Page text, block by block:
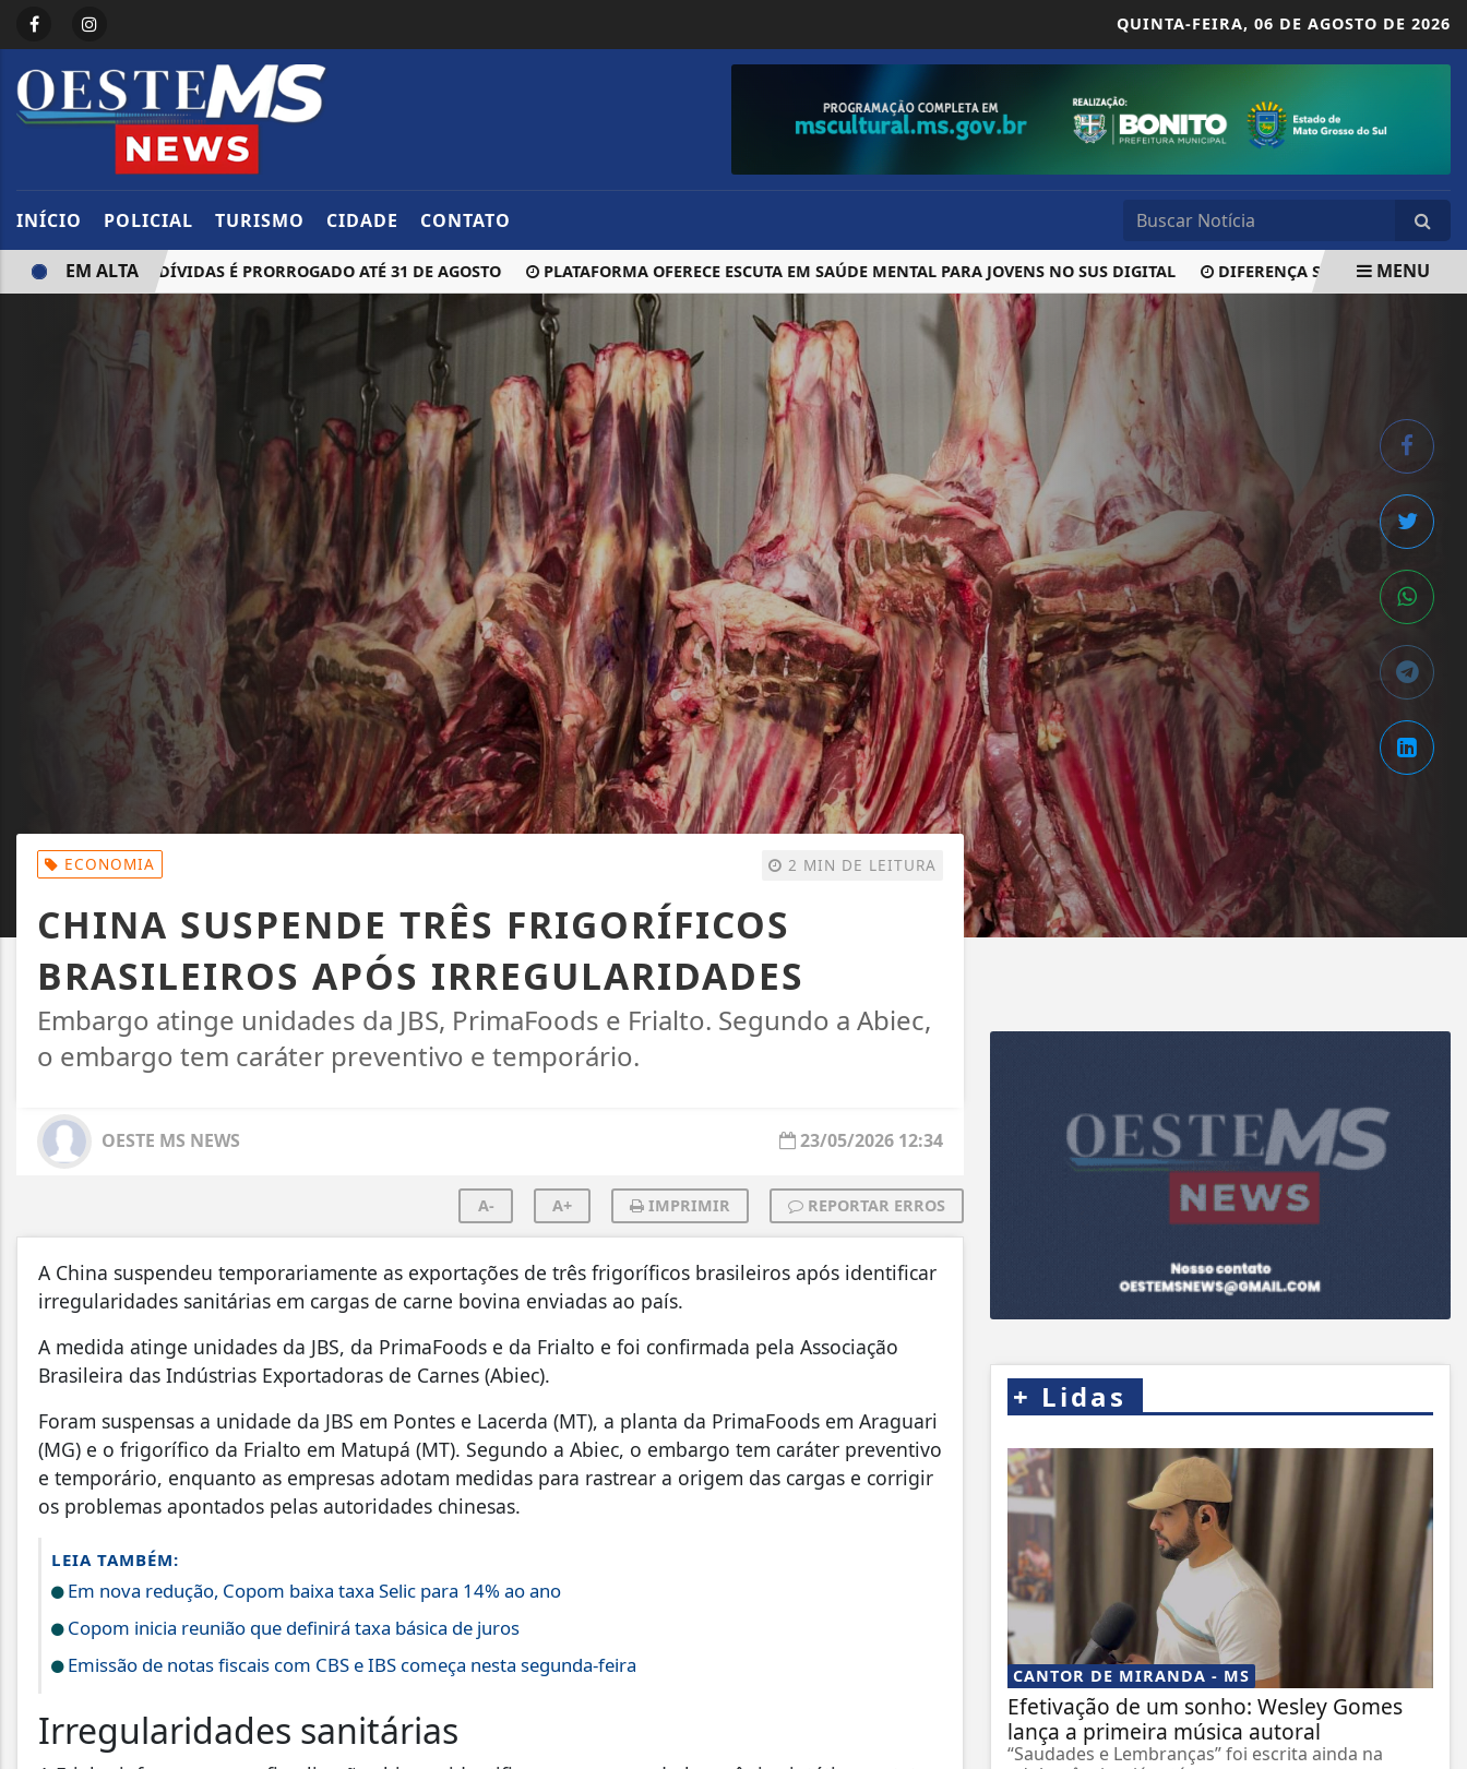
QUINTA-FEIRA, 06 DE AGOSTO DE 2026
INÍCIO POLICIAL TURISMO CIDADE CONTATO
DE DÍVIDAS É PRORROGADO ATÉ 31 DE AGOSTO PLATAFORMA OFERECE ESCUTA EM SAÚDE MENTAL PARA JOVENS NO SUS DIGITAL DIFERENÇA SALARIAL ENTRE SEXOS
EM ALTA MENU
ECONOMIA 2 MIN DE LEITURA
CHINA SUSPENDE TRÊS FRIGORÍFICOS
BRASILEIROS APÓS IRREGULARIDADES
Embargo atinge unidades da JBS, PrimaFoods e Frialto. Segundo a Abiec,
o embargo tem caráter preventivo e temporário.
OESTE MS NEWS 23/05/2026 12:34
A- A+ IMPRIMIR REPORTAR ERROS
A China suspendeu temporariamente as exportações de três frigoríficos brasileiros após identificar
irregularidades sanitárias em cargas de carne bovina enviadas ao país.
A medida atinge unidades da JBS, da PrimaFoods e da Frialto e foi confirmada pela Associação
Brasileira das Indústrias Exportadoras de Carnes (Abiec).
Foram suspensas a unidade da JBS em Pontes e Lacerda (MT), a planta da PrimaFoods em Araguari
(MG) e o frigorífico da Frialto em Matupá (MT). Segundo a Abiec, o embargo tem caráter preventivo
e temporário, enquanto as empresas adotam medidas para rastrear a origem das cargas e corrigir
os problemas apontados pelas autoridades chinesas.
LEIA TAMBÉM:
Em nova redução, Copom baixa taxa Selic para 14% ao ano
Copom inicia reunião que definirá taxa básica de juros
Emissão de notas fiscais com CBS e IBS começa nesta segunda-feira
Irregularidades sanitárias
+ Lidas
CANTOR DE MIRANDA - MS
Efetivação de um sonho: Wesley Gomes
lança a primeira música autoral
“Saudades e Lembranças” foi escrita ainda na